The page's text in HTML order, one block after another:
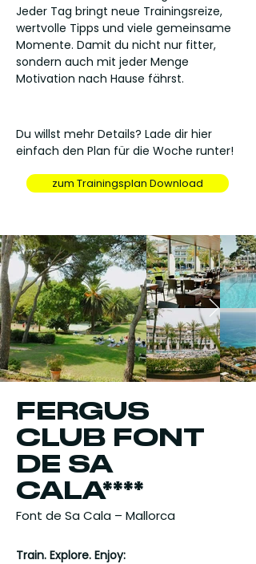
Jeder Tag bringt neue Trainingsreize,
wertvolle Tipps und viele gemeinsame
Momente. Damit du nicht nur fitter,
sondern auch mit jeder Menge
Motivation nach Hause fährst.
Du willst mehr Details? Lade dir hier
einfach den Plan für die Woche runter!
zum Trainingsplan Download
FERGUS
CLUB FONT
DE SA
CALA****
Font de Sa Cala – Mallorca
Train. Explore. Enjoy: